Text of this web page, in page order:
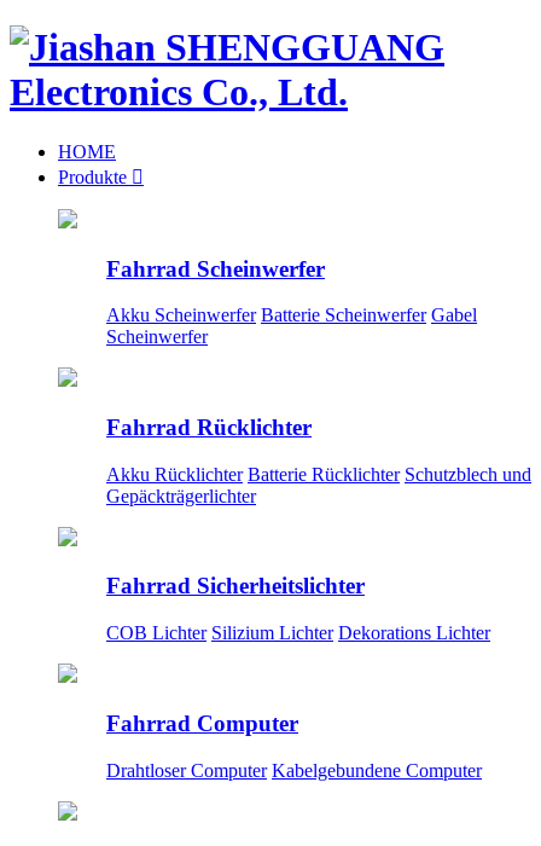
HOME
Produkte 
Fahrrad Scheinwerfer
Akku Scheinwerfer Batterie Scheinwerfer Gabel
Scheinwerfer
Fahrrad Rücklichter
Akku Rücklichter Batterie Rücklichter Schutzblech und
Gepäckträgerlichter
Fahrrad Sicherheitslichter
COB Lichter Silizium Lichter Dekorations Lichter
Fahrrad Computer
Drahtloser Computer Kabelgebundene Computer